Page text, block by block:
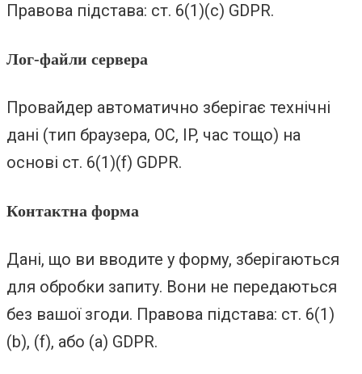
Правова підстава: ст. 6(1)(c) GDPR.
Лог-файли сервера
Провайдер автоматично зберігає технічні
дані (тип браузера, ОС, IP, час тощо) на
основі ст. 6(1)(f) GDPR.
Контактна форма
Дані, що ви вводите у форму, зберігаються
для обробки запиту. Вони не передаються
без вашої згоди. Правова підстава: ст. 6(1)
(b), (f), або (a) GDPR.